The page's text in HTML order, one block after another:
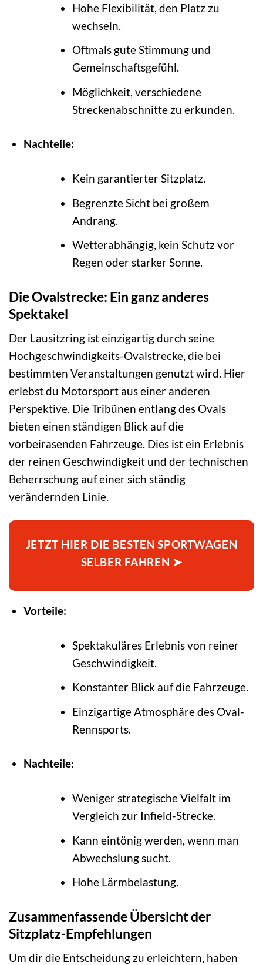
Hohe Flexibilität, den Platz zu
wechseln.
Oftmals gute Stimmung und
Gemeinschaftsgefühl.
Möglichkeit, verschiedene
Streckenabschnitte zu erkunden.
Nachteile:
Kein garantierter Sitzplatz.
Begrenzte Sicht bei großem
Andrang.
Wetterabhängig, kein Schutz vor
Regen oder starker Sonne.
Die Ovalstrecke: Ein ganz anderes
Spektakel
Der Lausitzring ist einzigartig durch seine
Hochgeschwindigkeits-Ovalstrecke, die bei
bestimmten Veranstaltungen genutzt wird. Hier
erlebst du Motorsport aus einer anderen
Perspektive. Die Tribünen entlang des Ovals
bieten einen ständigen Blick auf die
vorbeirasenden Fahrzeuge. Dies ist ein Erlebnis
der reinen Geschwindigkeit und der technischen
Beherrschung auf einer sich ständig
verändernden Linie.
JETZT HIER DIE BESTEN SPORTWAGEN
SELBER FAHREN ➤
Vorteile:
Spektakuläres Erlebnis von reiner
Geschwindigkeit.
Konstanter Blick auf die Fahrzeuge.
Einzigartige Atmosphäre des Oval-
Rennsports.
Nachteile:
Weniger strategische Vielfalt im
Vergleich zur Infield-Strecke.
Kann eintönig werden, wenn man
Abwechslung sucht.
Hohe Lärmbelastung.
Zusammenfassende Übersicht der
Sitzplatz-Empfehlungen
Um dir die Entscheidung zu erleichtern, haben